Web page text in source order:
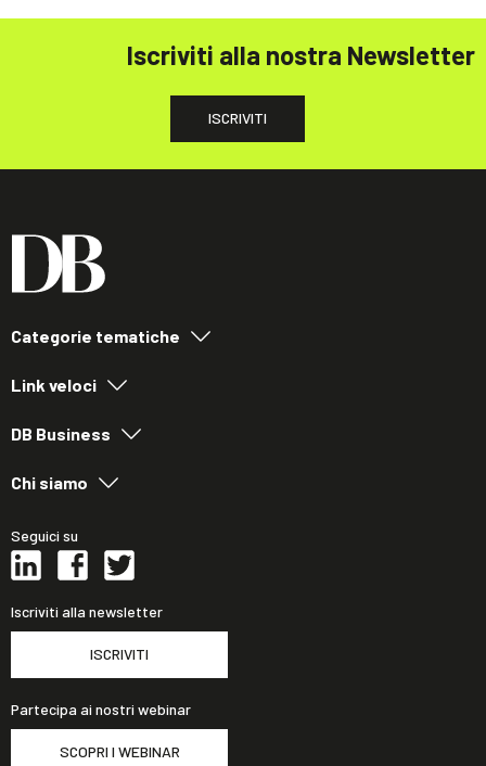
Iscriviti alla nostra Newsletter
ISCRIVITI
Categorie tematiche
Link veloci
DB Business
Chi siamo
Seguici su
Iscriviti alla newsletter
ISCRIVITI
Partecipa ai nostri webinar
SCOPRI I WEBINAR